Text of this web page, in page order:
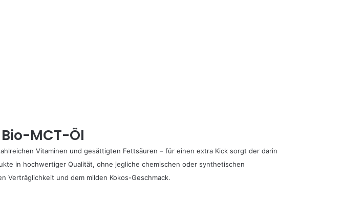
MCT-Öl
Vitaminen und gesättigten Fettsäuren – für einen extra Kick sorgt der darin
in hochwertiger Qualität, ohne jegliche chemischen oder synthetischen
und dem milden Kokos-Geschmack.